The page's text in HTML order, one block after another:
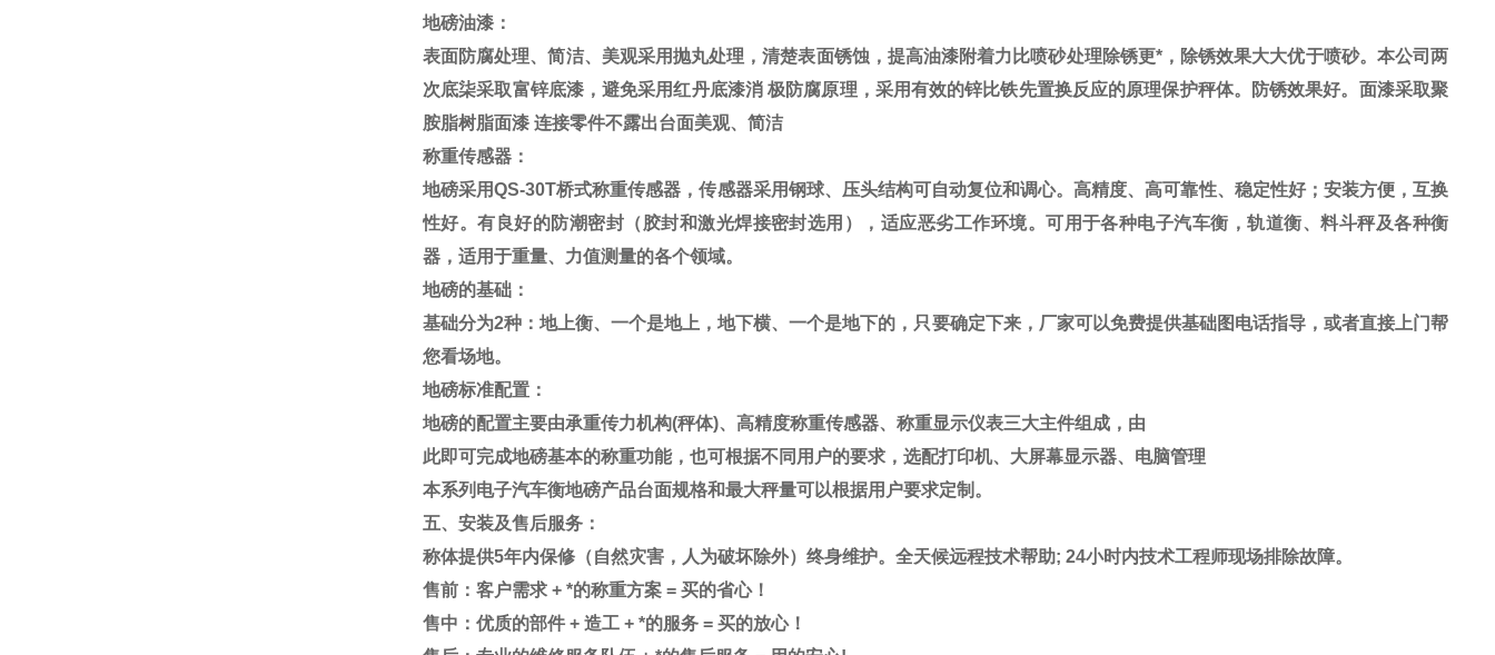
地磅油漆：
表面防腐处理、简洁、美观采用抛丸处理，清楚表面锈蚀，提高油漆附着力比喷砂处理除锈更*，除锈效果大大优于喷砂。本公司两
次底柒采取富锌底漆，避免采用红丹底漆消 极防腐原理，采用有效的锌比铁先置换反应的原理保护秤体。防锈效果好。面漆采取聚
胺脂树脂面漆 连接零件不露出台面美观、简洁
称重传感器：
地磅采用QS-30T桥式称重传感器，传感器采用钢球、压头结构可自动复位和调心。高精度、高可靠性、稳定性好；安装方便，互换
性好。有良好的防潮密封（胶封和激光焊接密封选用），适应恶劣工作环境。可用于各种电子汽车衡，轨道衡、料斗秤及各种衡
器，适用于重量、力值测量的各个领域。
地磅的基础：
基础分为2种：地上衡、一个是地上，地下横、一个是地下的，只要确定下来，厂家可以免费提供基础图电话指导，或者直接上门帮
您看场地。
地磅标准配置：
地磅的配置主要由承重传力机构(秤体)、高精度称重传感器、称重显示仪表三大主件组成，由
此即可完成地磅基本的称重功能，也可根据不同用户的要求，选配打印机、大屏幕显示器、电脑管理
本系列电子汽车衡地磅产品台面规格和最大秤量可以根据用户要求定制。
五、安装及售后服务：
称体提供5年内保修（自然灾害，人为破坏除外）终身维护。全天候远程技术帮助; 24小时内技术工程师现场排除故障。
售前：客户需求 + *的称重方案 = 买的省心！
售中：优质的部件 + 造工 + *的服务 = 买的放心！